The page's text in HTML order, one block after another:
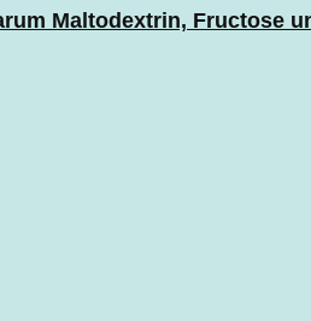
Maltodextrin, Fructose